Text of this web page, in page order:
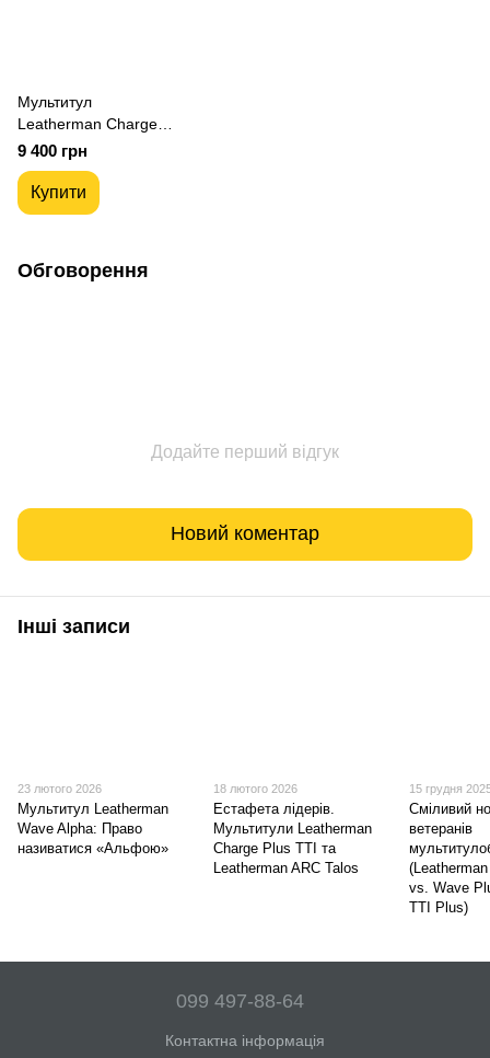
Мультитул
Leatherman Charge
Plus Black,
синтетичний чохол
832601
9 400 грн
Купити
Обговорення
Додайте перший відгук
Новий коментар
Інші записи
23 лютого 2026
Мультитул Leatherman
Wave Alpha: Право
називатися «Альфою»
18 лютого 2026
Естафета лідерів.
Мультитули Leatherman
Charge Plus TTI та
Leatherman ARC Talos
15 грудня
Сміливий
ветеранів
vs. Wave
TTI Plus)
099 497-88-64
Контактна інформація